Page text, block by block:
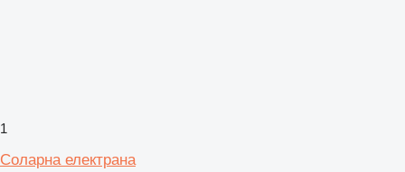
1
Соларна електрана